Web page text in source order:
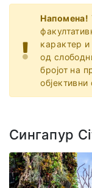
Напомена!
карактер
од
бројот на
Сингапур